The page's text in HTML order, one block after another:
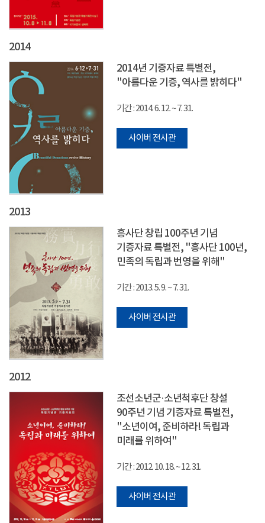
2014
2014년 기증자료 특별전,
"아름다운 기증, 역사를 밝히다"
기간 : 2014. 6. 12. ~ 7. 31.
사이버 전시관
2013
흥사단 창립 100주년 기념
기증자료 특별전, "흥사단 100년,
민족의 독립과 번영을 위해"
기간 : 2013. 5. 9. ~ 7. 31.
사이버 전시관
2012
조선소년군·소년척후단 창설
90주년 기념 기증자료 특별전,
"소년이여, 준비하라! 독립과
미래를 위하여"
기간 : 2012. 10. 18. ~ 12. 31.
사이버 전시관